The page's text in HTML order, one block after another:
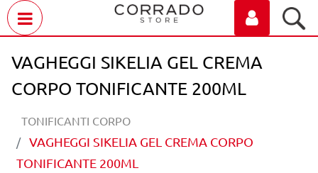
VAGHEGGI SIKELIA GEL CREMA
CORPO TONIFICANTE 200ML
TONIFICANTI CORPO
VAGHEGGI SIKELIA GEL CREMA CORPO
TONIFICANTE 200ML